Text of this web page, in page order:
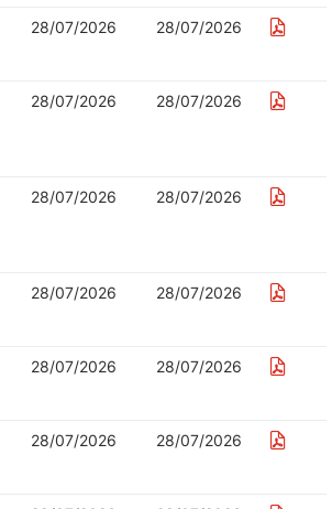
28/07/2026 28/07/2026
28/07/2026 28/07/2026
28/07/2026 28/07/2026
28/07/2026 28/07/2026
28/07/2026 28/07/2026
28/07/2026 28/07/2026